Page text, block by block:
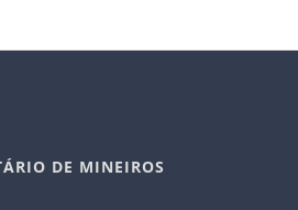
DE MINEIROS